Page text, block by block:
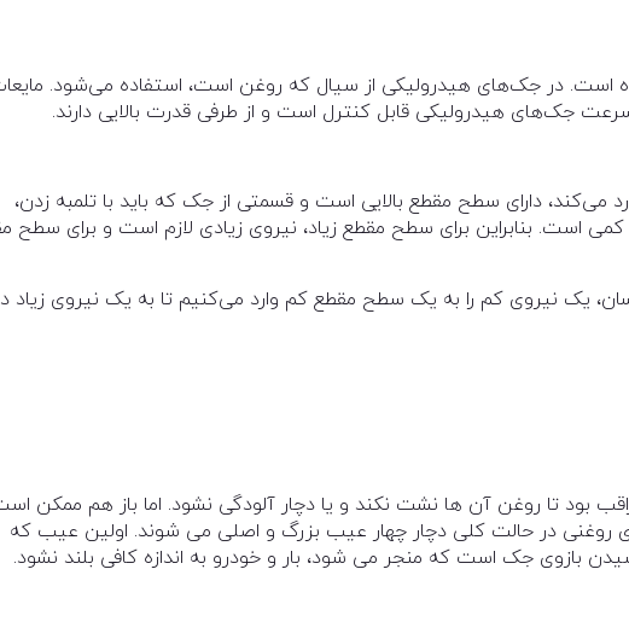
است. در جک‌های هیدرولیکی از سیال که روغن است، استفاده می‌شود.
سرعت جک‌های هیدرولیکی قابل کنترل است و از طرفی قدرت بالایی دارند.
دارای سطح مقطع بالایی است و قسمتی از جک که باید با تلمبه زدن،
است. بنابراین برای سطح مقطع زیاد، نیروی زیادی لازم است و برای سطح
یک نیروی کم را به یک سطح مقطع کم وارد می‌کنیم تا به یک نیروی زیاد
بود تا روغن آن ها نشت نکند و یا دچار آلودگی نشود. اما باز هم ممکن
روغنی در حالت کلی دچار چهار عیب بزرگ و اصلی می شوند. اولین عیب که
بازوی جک است که منجر می شود، بار و خودرو به اندازه کافی بلند نشود.